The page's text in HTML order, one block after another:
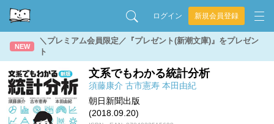
ログイン 新規会員登録
NEW
＼プレミアム会員限定／『プレゼント(新潮文庫)』をプレゼン
ト
文系でもわかる統計分析
須藤康介 古市憲寿 本田由紀
朝日新聞出版
(2018.09.20)